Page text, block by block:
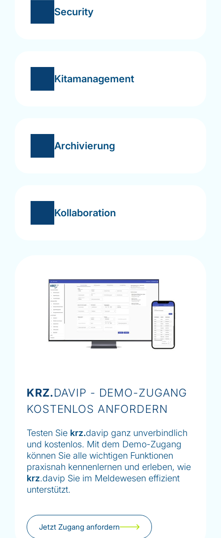
Security
Kitamanagement
Archivierung
Kollaboration
KRZ.DAVIP - DEMO-ZUGANG
KOSTENLOS ANFORDERN
Testen Sie krz.davip ganz unverbindlich
und kostenlos. Mit dem Demo-Zugang
können Sie alle wichtigen Funktionen
praxisnah kennenlernen und erleben, wie
krz.davip Sie im Meldewesen effizient
unterstützt.
Jetzt Zugang anfordern